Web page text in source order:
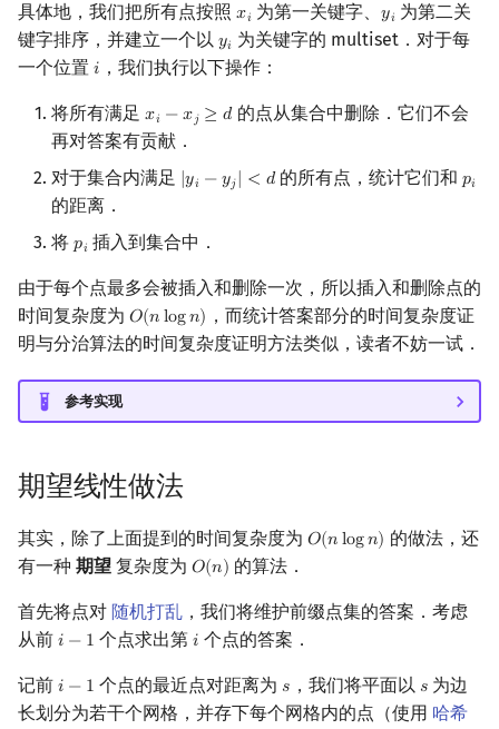
具体地，我们把所有点按照 𝑥𝑖
xi 为第一关键字、𝑦𝑖
yi 为第二关
键字排序，并建立一个以 𝑦𝑖
yi 为关键字的 multiset．对于每
一个位置 𝑖
i ，我们执行以下操作：
将所有满足 𝑥𝑖 −𝑥𝑗 ≥ 𝑑
xi−xj ≥d
的点从集合中删除．它们不会
再对答案有贡献．
对于集合内满足 |𝑦𝑖 −𝑦𝑗| < 𝑑
|yi −y j|< d 的所有点，统计它们和 𝑝𝑖
pi
的距离．
将 𝑝𝑖
pi 插入到集合中．
由于每个点最多会被插入和删除一次，所以插入和删除点的
时间复杂度为 𝑂(𝑛log𝑛)
O(nlogn)
，而统计答案部分的时间复杂度证
明与分治算法的时间复杂度证明方法类似，读者不妨一试．
参考实现
期望线性做法
其实，除了上面提到的时间复杂度为 𝑂(𝑛log𝑛)
O(nlogn)
的做法，还
有一种 期望 复杂度为 𝑂(𝑛)
O(n) 的算法．
首先将点对 随机打乱 ，我们将维护前缀点集的答案．考虑
从前 𝑖 − 1
i −1 个点求出第𝑖
i 个点的答案．
记前 𝑖 − 1
i −1 个点的最近点对距离为 𝑠
s ，我们将平面以 𝑠
s 为边
长划分为若干个网格，并存下每个网格内的点（使用 哈希